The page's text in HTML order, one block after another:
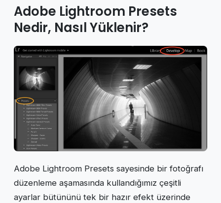
Adobe Lightroom Presets
Nedir, Nasıl Yüklenir?
Adobe Lightroom Presets sayesinde bir fotoğrafı
düzenleme aşamasında kullandığımız çeşitli
ayarlar bütününü tek bir hazır efekt üzerinde